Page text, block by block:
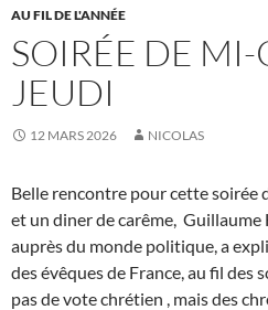
AU FIL DE L'ANNÉE
SOIRÉE DE
JEUDI
12 MARS 2026 NICOLAS
Belle rencontre pour cette soirée
et un diner de carême,
auprès du monde politique, a
des évêques de France, au fil des
pas de vote chrétien , mais des